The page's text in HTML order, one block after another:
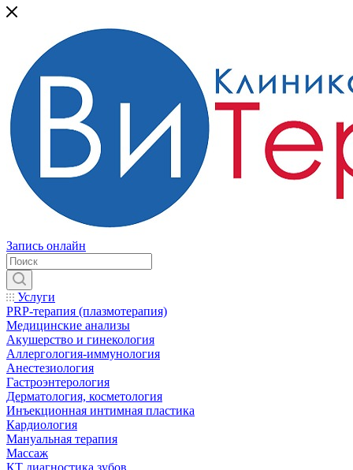
Запись онлайн
Услуги
PRP-терапия (плазмотерапия)
Медицинские анализы
Акушерство и гинекология
Аллергология-иммунология
Анестезиология
Гастроэнтерология
Дерматология, косметология
Инъекционная интимная пластика
Кардиология
Мануальная терапия
Массаж
КТ диагностика зубов